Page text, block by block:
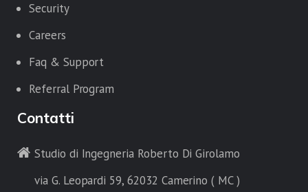
Security
Careers
Faq & Support
Referral Program
Contatti
Studio di Ingegneria Roberto Di Girolamo
via G. Leopardi 59, 62032 Camerino ( MC )